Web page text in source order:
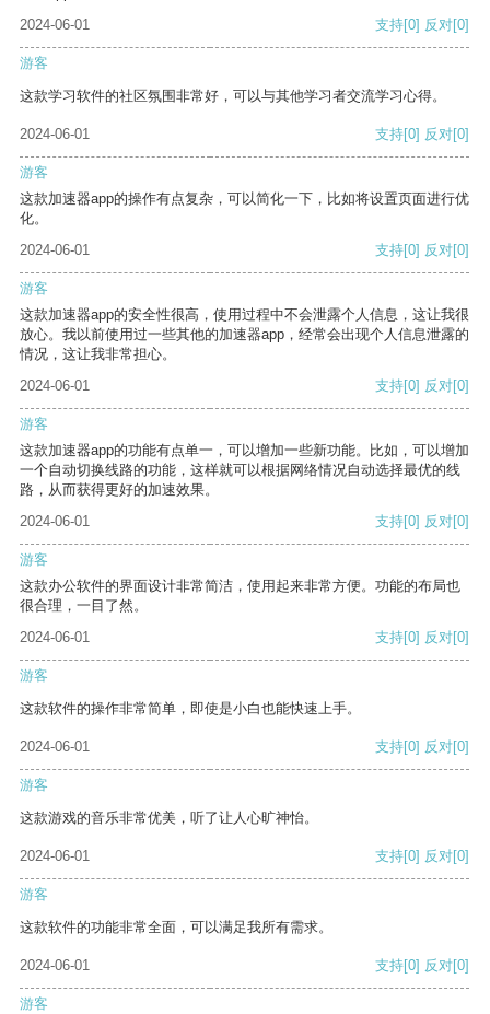
2024-06-01
支持[0] 反对[0]
游客
这款学习软件的社区氛围非常好，可以与其他学习者交流学习心得。
2024-06-01 支持[0] 反对[0]
游客
这款加速器app的操作有点复杂，可以简化一下，比如将设置页面进行优
化。
2024-06-01
支持[0] 反对[0]
游客
这款加速器app的安全性很高，使用过程中不会泄露个人信息，这让我很
放心。我以前使用过一些其他的加速器app，经常会出现个人信息泄露的
情况，这让我非常担心。
2024-06-01
支持[0] 反对[0]
游客
这款加速器app的功能有点单一，可以增加一些新功能。比如，可以增加
一个自动切换线路的功能，这样就可以根据网络情况自动选择最优的线
路，从而获得更好的加速效果。
2024-06-01
支持[0] 反对[0]
游客
这款办公软件的界面设计非常简洁，使用起来非常方便。功能的布局也
很合理，一目了然。
2024-06-01
支持[0] 反对[0]
游客
这款软件的操作非常简单，即使是小白也能快速上手。
2024-06-01 支持[0] 反对[0]
游客
这款游戏的音乐非常优美，听了让人心旷神怡。
2024-06-01 支持[0] 反对[0]
游客
这款软件的功能非常全面，可以满足我所有需求。
2024-06-01 支持[0] 反对[0]
游客